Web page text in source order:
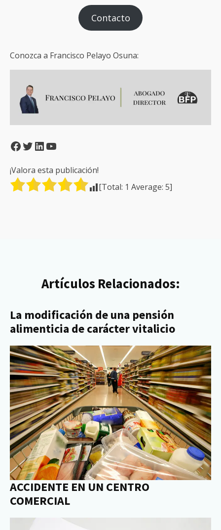
Contacto
Conozca a Francisco Pelayo Osuna:
Facebook
Twitter
LinkedIn
YouTube
¡Valora esta publicación!
[Total: 1 Average: 5]
Artículos Relacionados:
La modificación de una pensión
alimenticia de carácter vitalicio
ACCIDENTE EN UN CENTRO
COMERCIAL